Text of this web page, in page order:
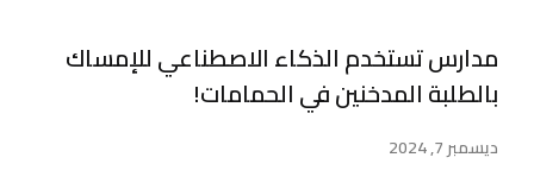
مدارس تستخدم الذكاء الاصطناعي للإمساك
بالطلبة المدخنين في الحمامات!
ديسمبر 7, 2024